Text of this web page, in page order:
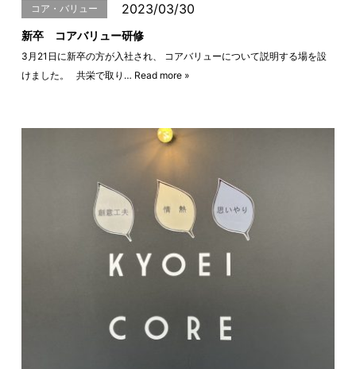
コア・バリュー 2023/03/30
新卒 コアバリュー研修
3月21日に新卒の方が入社され、 コアバリューについて説明する場を設
けました。 共栄で取り… Read more »